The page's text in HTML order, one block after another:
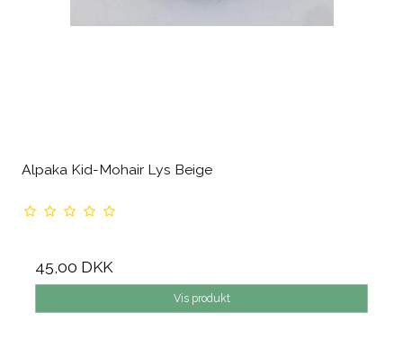
Alpaka Kid-Mohair Lys Beige
45,00 DKK
Vis produkt